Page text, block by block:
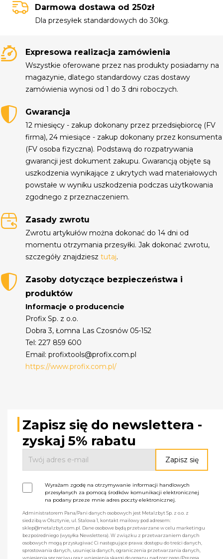
Darmowa dostawa od 250zł
Dla przesyłek standardowych do 30kg.
Expresowa realizacja zamówienia
Wszystkie oferowane przez nas produkty posiadamy na
magazynie, dlatego standardowy czas dostawy
zamówienia wynosi od 1 do 3 dni roboczych.
Gwarancja
12 miesięcy - zakup dokonany przez przedsiębiorcę (FV
firma), 24 miesiące - zakup dokonany przez konsumenta
(FV osoba fizyczna). Podstawą do rozpatrywania
gwarancji jest dokument zakupu. Gwarancją objęte są
uszkodzenia wynikające z ukrytych wad materiałowych
powstałe w wyniku uszkodzenia podczas użytkowania
zgodnego z przeznaczeniem.
Zasady zwrotu
Zwrotu artykułów można dokonać do 14 dni od
momentu otrzymania przesyłki. Jak dokonać zwrotu,
szczegóły znajdziesztutaj.
Zasoby dotyczące bezpieczeństwa i
produktów
Informacje o producencie
Profix Sp. z o.o.
Dobra 3, Łomna Las Czosnów 05-152
Tel: 227 859 600
Email: profixtools@profix.com.pl
https://www.profix.com.pl/
Zapisz się do newslettera -
zyskaj 5% rabatu
Wyrażam zgodę na otrzymywanie informacji handlowych
przesyłanych za pomocą środków komunikacji elektronicznej
na podany przeze mnie adres poczty elektronicznej.
Administratorem Pana/Pani danych osobowych jest Metalzbyt Sp. z o.o. z
siedzibą w Olsztynie, ul. Stalowa 1, kontakt mailowy pod adresem:
sklep@metalzbyt.com.pl. Dane osobowe będą przetwarzane w celu marketingu
bezpośredniego (wysyłka Newslettera). W związku z przetwarzaniem danych
osobowych mogą przysługiwać Ci następujące prawa: dostępu do treści danych,
sprostowania danych, usunięcia danych, ograniczenia przetwarzania danych,
wniesienia sprzeciwu oraz wniesienia skargi do organu nadzorczego (Prezesa